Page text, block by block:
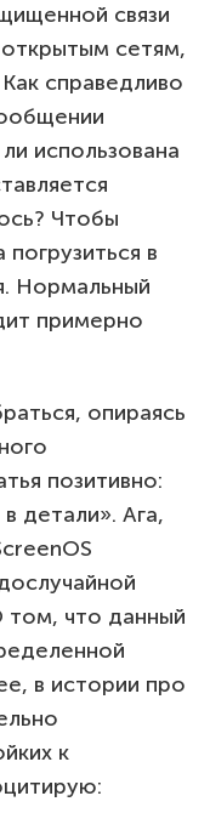
связи
сетям,
справедливо
использована
Чтобы
в
Нормальный
примерно
опираясь
позитивно:
детали». Ага,
том, что данный
в истории про
к